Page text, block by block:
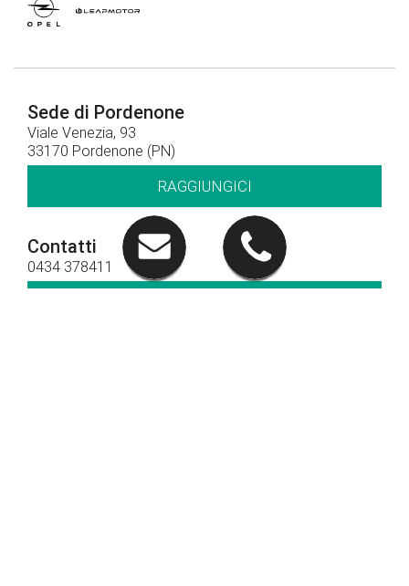
Sede di Pordenone
Viale Venezia, 93
33170 Pordenone (PN)
RAGGIUNGICI
Contatti
0434 378411